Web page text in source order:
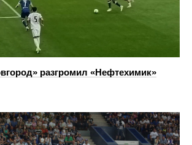
разгромил «Нефтехимик»